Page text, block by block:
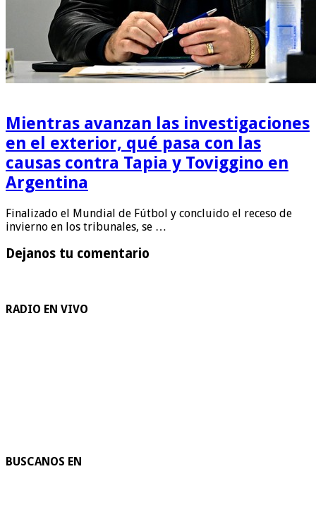
Mientras avanzan las investigaciones
en el exterior, qué pasa con las
causas contra Tapia y Toviggino en
Argentina
Finalizado el Mundial de Fútbol y concluido el receso de
invierno en los tribunales, se …
Dejanos tu comentario
RADIO EN VIVO
BUSCANOS EN